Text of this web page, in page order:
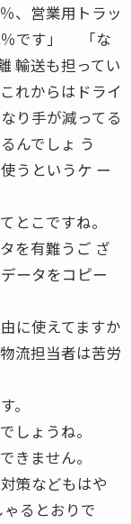
、営業用トラッ
％です」 「な
輸送も担ってい
れからはドライ
り手が減ってる
んでしょ う
うというケ ー
とこですね。
を有難うご ざ
ータをコピー
に使えてますか
流担当者は苦労
。
しょうね。
きません。
策などもはや
るとおりで